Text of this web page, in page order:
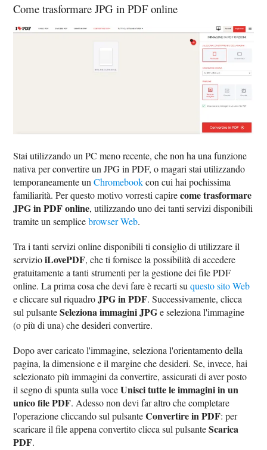
Come trasformare JPG in PDF online
Stai utilizzando un PC meno recente, che non ha una funzione
nativa per convertire un JPG in PDF, o magari stai utilizzando
temporaneamente unChromebookcon cui hai pochissima
familiarità. Per questo motivo vorresti capirecome trasformare
JPG in PDF online, utilizzando uno dei tanti servizi disponibili
tramite un semplicebrowser Web.
Tra i tanti servizi online disponibili ti consiglio di utilizzare il
servizioiLovePDF, che ti fornisce la possibilità di accedere
gratuitamente a tanti strumenti per la gestione dei file PDF
online. La prima cosa che devi fare è recarti suquesto sito Web
e cliccare sul riquadroJPG in PDF. Successivamente, clicca
sul pulsanteSeleziona immagini JPGe seleziona l'immagine
(o più di una) che desideri convertire.
Dopo aver caricato l'immagine, seleziona l'orientamento della
pagina, la dimensione e il margine che desideri. Se, invece, hai
selezionato più immagini da convertire, assicurati di aver posto
il segno di spunta sulla voceUnisci tutte le immagini in un
unico file PDF. Adesso non devi far altro che completare
l'operazione cliccando sul pulsanteConvertire in PDF: per
scaricare il file appena convertito clicca sul pulsanteScarica
PDF.